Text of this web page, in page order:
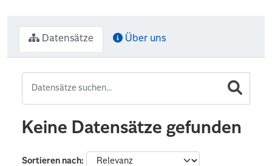
Datensätze Über uns
Keine Datensätze gefunden
Sortieren nach